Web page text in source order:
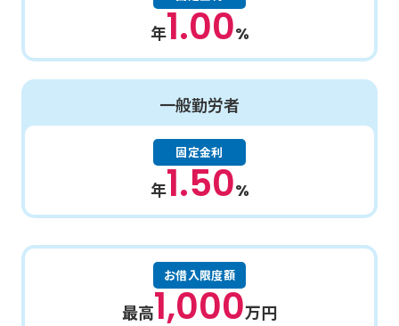
年1.00%
一般勤労者
固定金利
年1.50%
お借入限度額
最高1,000万円